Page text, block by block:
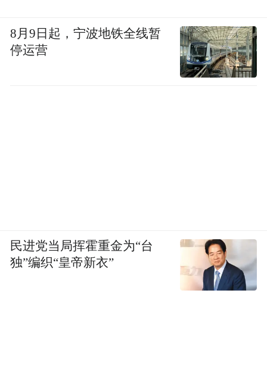
8月9日起，宁波地铁全线暂
停运营
民进党当局挥霍重金为“台
独”编织“皇帝新衣”